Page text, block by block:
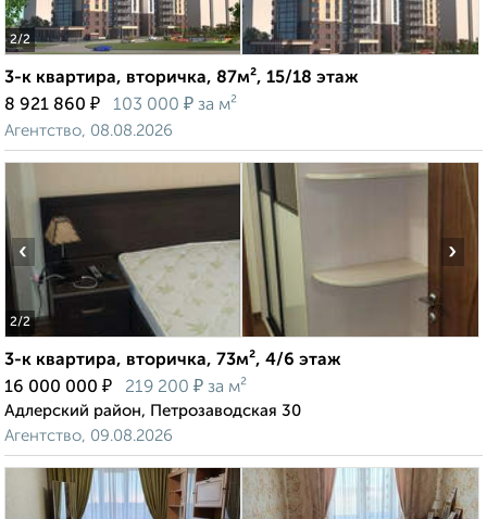
2/2
3-к квартира, вторичка, 87м², 15/18 этаж
8 921 860 ₽ 103 000 ₽ за м²
Агентство, 08.08.2026
2/2
‹ ›
3-к квартира, вторичка, 73м², 4/6 этаж
16 000 000 ₽ 219 200 ₽ за м²
Адлерский район, Петрозаводская 30
Агентство, 09.08.2026